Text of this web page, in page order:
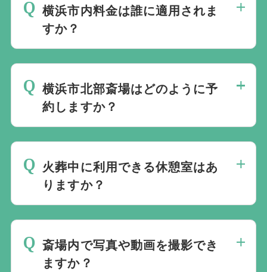
火葬のみの場合、市外の方は火葬日の3日
前から予約できます。葬祭ホールを利用す
る場合は、通夜日の2日前から予約できま
す。
横浜市内料金は誰に適用されま
すか？
す。喪主や申請者の住所ではなく、故人の
住所が判定基準です。
横浜市北部斎場はどのように予
約しますか？
送、安置、棺、納棺などを申込者自身です
べて手配できる場合は、個人で予約するこ
ともできます。個人予約を希望する場合
は、北部斎場へ直接相談します。
火葬中に利用できる休憩室はあ
りますか？
き1室が割り当てられます。
斎場内で写真や動画を撮影でき
ますか？